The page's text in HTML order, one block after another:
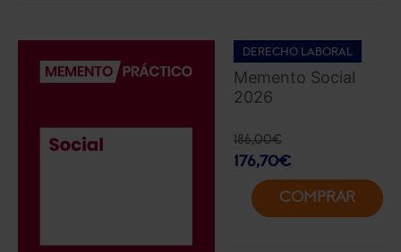
DERECHO LABORAL
Memento Social
2026
186,00€
176,70€
COMPRAR